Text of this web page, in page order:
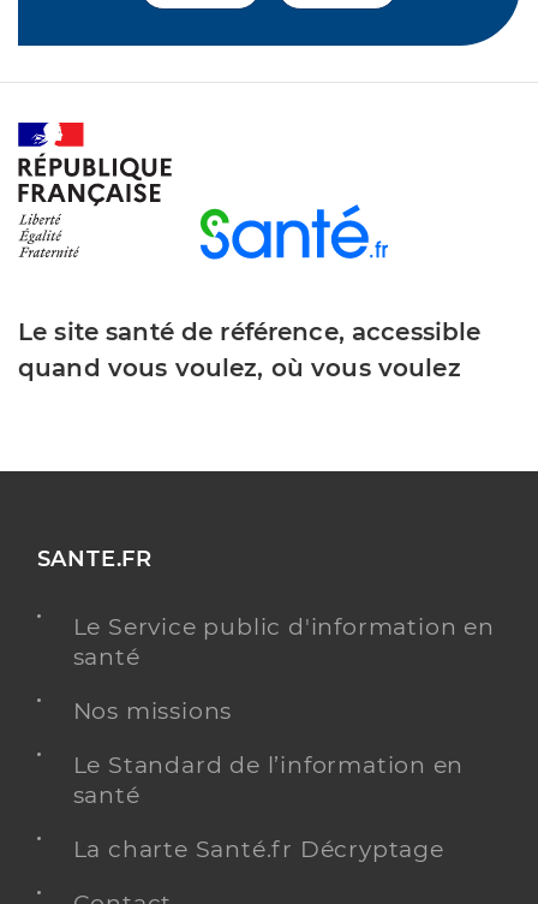
Le site santé de référence, accessible
quand vous voulez, où vous voulez
SANTE.FR
Le Service public d'information en
santé
Nos missions
Le Standard de l’information en
santé
La charte Santé.fr Décryptage